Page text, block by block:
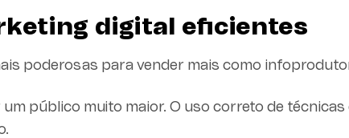
digital eficientes
poderosas para vender mais como
público muito maior. O uso correto de técnicas